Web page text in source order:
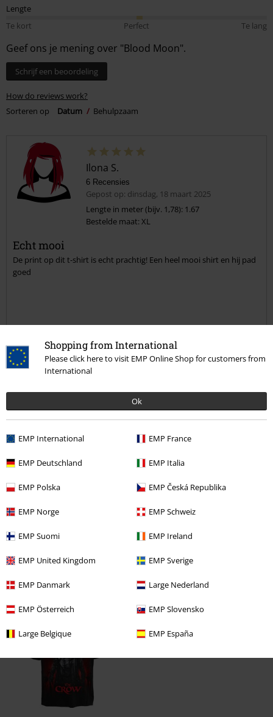
Shopping from International
Please click here to visit EMP Online Shop for customers from
International
Ok
EMP International EMP France
EMP Deutschland EMP Italia
EMP Polska EMP Česká Republika
EMP Norge EMP Schweiz
EMP Suomi EMP Ireland
EMP United Kingdom EMP Sverige
EMP Danmark Large Nederland
EMP Österreich EMP Slovensko
Large Belgique EMP España
Lengte
Te kort
Perfect Te lang
Geef ons je mening over "Blood Moon".
Schrijf een beoordeling
How do reviews work?
Sorteren op
Datum Behulpzaam
Ilona S.
6 Recensies
Gepost op: dinsdag, 18 maart 2025
Lengte in meter (bijv. 1,78): 1.67
Bestelde maat: XL
Echt mooi
De print op dit t-shirt is echt prachtig! Een heel mooi shirt en hij pad
goed
Ontwerp
5
Breedte
Te nauw
Perfect
Te wijd
Te kort
Perfect
Geverifieerde recensie
Heeft deze recensie je geholpen?
Commentaar versturen